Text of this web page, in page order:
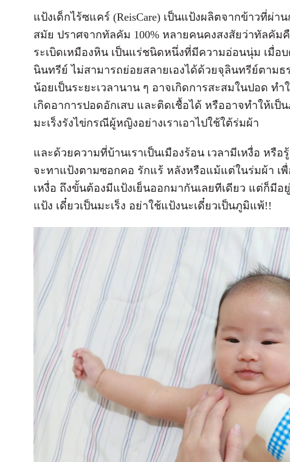
แป้งเด็กไร้ซแคร์ (ReisCare) เป็นแป้งผลิตจากข้าวที่ผ่
สมัย ปราศจากทัลคัม 100% หลายคนคงสงสัยว่าทัลคัม
ระเบิดเหมืองหิน เป็นแร่ชนิดหนึ่งที่มีความอ่อนนุ่ม เมื่อ
นินทรีย์ ไม่สามารถย่อยสลายเองได้ด้วยจุลินทรีย์ตามธ
น้อยเป็นระยะเวลานาน ๆ อาจเกิดการสะสมในปอด ท
เกิดอาการปอดอักเสบ และติดเชื้อได้ หรืออาจทำให้เป็
มะเร็งรังไข่กรณีผู้หญิงอย่างเราเอาไปใช้ใต้ร่มผ้า
และด้วยความที่บ้านเราเป็นเมืองร้อน เวลามีเหงื่อ หรื
จะทาแป้งตามซอกคอ รักแร้ หลังหรือแม้แต่ในร่มผ้า เ
เหงื่อ ถึงขั้นต้องมีแป้งเย็นออกมากันเลยทีเดียว แต่ก็มี
แป้ง เดี๋ยวเป็นมะเร็ง อย่าใช้แป้งนะเดี๋ยวเป็นภูมิแพ้!!